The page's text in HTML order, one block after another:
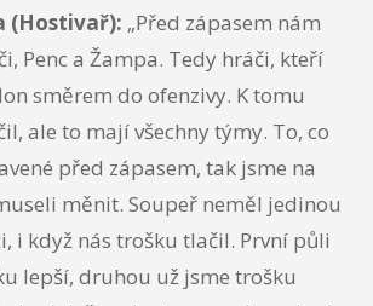
(Hostivař): „Před zápasem nám
Penc a Žampa. Tedy hráči, kteří
směrem do ofenzivy. K tomu
ale to mají všechny týmy. To, co
před zápasem, tak jsme na
měnit. Soupeř neměl jedinou
i když nás trošku tlačil. První půli
lepší, druhou už jsme trošku